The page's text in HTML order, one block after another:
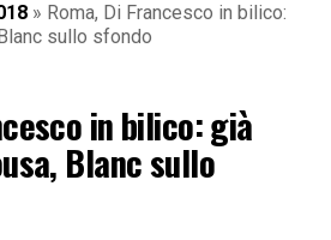
» Roma, Di Francesco in bilico:
sullo sfondo
in bilico: già
Blanc sullo